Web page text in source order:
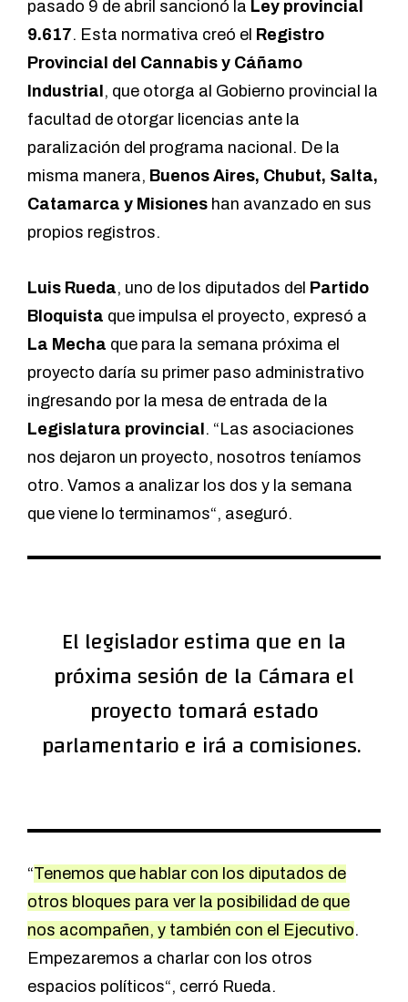
pasado 9 de abril sancionó la Ley provincial
9.617. Esta normativa creó el Registro
Provincial del Cannabis y Cáñamo
Industrial , que otorga al Gobierno provincial la
facultad de otorgar licencias ante la
paralización del programa nacional. De la
misma manera, Buenos Aires, Chubut, Salta,
Catamarca y Misiones han avanzado en sus
propios registros.
Luis Rueda, uno de los diputados del Partido
Bloquista que impulsa el proyecto, expresó a
La Mecha que para la semana próxima el
proyecto daría su primer paso administrativo
ingresando por la mesa de entrada de la
Legislatura provincial . “Las asociaciones
nos dejaron un proyecto, nosotros teníamos
otro. Vamos a analizar los dos y la semana
que viene lo terminamos“, aseguró.
El legislador estima que en la
próxima sesión de la Cámara el
proyecto tomará estado
parlamentario e irá a comisiones.
“Tenemos que hablar con los diputados de
otros bloques para ver la posibilidad de que
nos acompañen, y también con el Ejecutivo.
Empezaremos a charlar con los otros
espacios políticos“, cerró Rueda.